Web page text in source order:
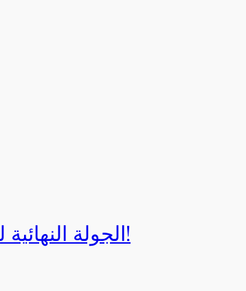
الجولة النهائية لبطولة إيزي كارت 2025!